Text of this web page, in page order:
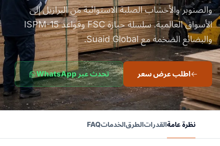
والصنوبر والأخشاب الصلبة الاستوائية من البرازيل إلى
الأسواق العالمية. سلسلة حيازة FSC وقواعد ISPM-15
والبضائع الضخمة مع Suaid Global.
اطلب عرض سعر تحدث عبر WhatsApp
نظرة عامةالقدراتالطرقالخدماتFAQ